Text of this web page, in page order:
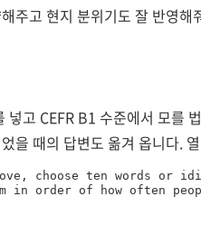
주고 현지 분위기도 잘 반영
고 CEFR B1 수준에서 모를
을 때의 답변도 옮겨 옵니다.
choose ten words or
in order of how often